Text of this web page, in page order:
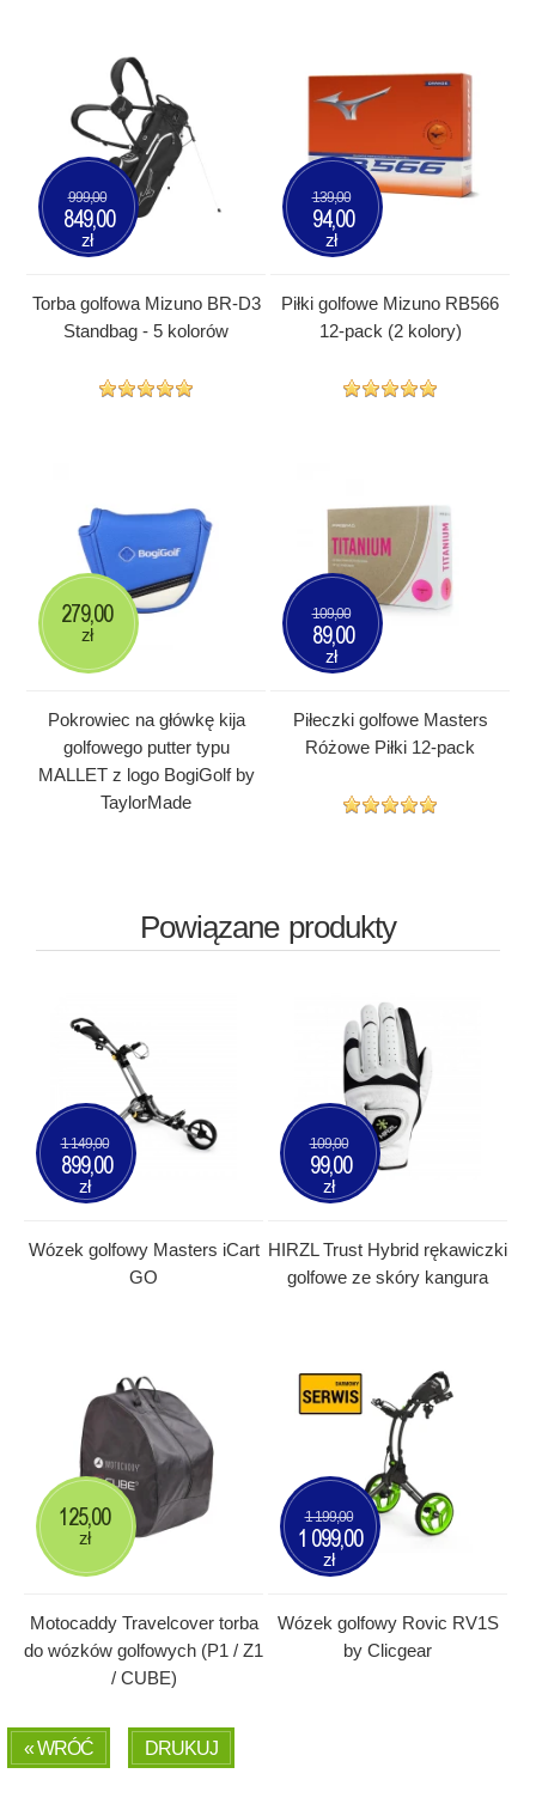
Torba golfowa Mizuno BR-D3
Standbag - 5 kolorów
999,00
849,00
zł
Piłki golfowe Mizuno RB566
12-pack (2 kolory)
139,00
94,00
zł
Pokrowiec na główkę kija
golfowego putter typu
MALLET z logo BogiGolf by
TaylorMade
279,00
zł
Piłeczki golfowe Masters
Różowe Piłki 12-pack
109,00
89,00
zł
Powiązane produkty
Wózek golfowy Masters iCart
GO
1 149,00
899,00
zł
HIRZL Trust Hybrid rękawiczki
golfowe ze skóry kangura
109,00
99,00
zł
Motocaddy Travelcover torba
do wózków golfowych (P1 / Z1
/ CUBE)
125,00
zł
Wózek golfowy Rovic RV1S
by Clicgear
1 199,00
1 099,00
zł
« WRÓĆ DRUKUJ